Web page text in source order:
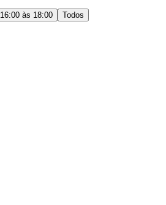
16:00 às 18:00 Todos